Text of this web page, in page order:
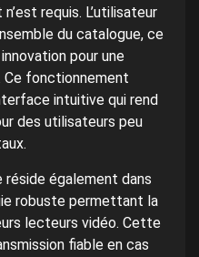
requis. L’utilisateur
du catalogue, ce
pour une
fonctionnement
intuitive qui rend
des utilisateurs peu
également dans
robuste permettant la
lecteurs vidéo. Cette
fiable en cas